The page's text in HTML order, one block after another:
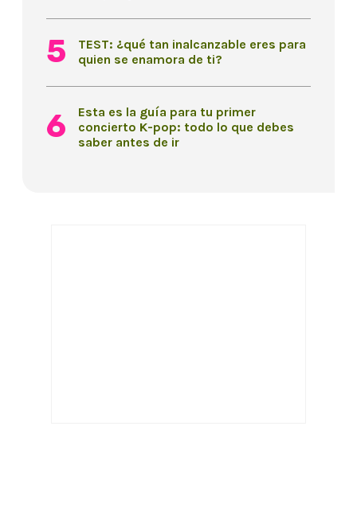
TEST: ¿qué tan inalcanzable eres para
quien se enamora de ti?
Esta es la guía para tu primer
concierto K-pop: todo lo que debes
saber antes de ir